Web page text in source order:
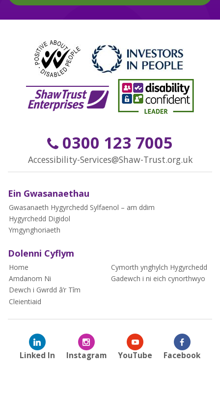
0300 123 7005
Accessibility-Services@Shaw-Trust.org.uk
Ein Gwasanaethau
Gwasanaeth Hygyrchedd Sylfaenol – am ddim
Hygyrchedd Digidol
Ymgynghoriaeth
Dolenni Cyflym
Home
Amdanom Ni
Dewch i Gwrdd â’r Tîm
Cleientiaid
Cymorth ynghylch Hygyrchedd
Gadewch i ni eich cynorthwyo
Linked In Instagram YouTube Facebook